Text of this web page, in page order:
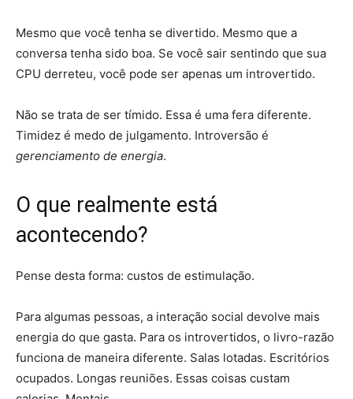
Mesmo que você tenha se divertido. Mesmo que a
conversa tenha sido boa. Se você sair sentindo que sua
CPU derreteu, você pode ser apenas um introvertido.
Não se trata de ser tímido. Essa é uma fera diferente.
Timidez é medo de julgamento. Introversão é
gerenciamento de energia.
O que realmente está
acontecendo?
Pense desta forma: custos de estimulação.
Para algumas pessoas, a interação social devolve mais
energia do que gasta. Para os introvertidos, o livro-razão
funciona de maneira diferente. Salas lotadas. Escritórios
ocupados. Longas reuniões. Essas coisas custam